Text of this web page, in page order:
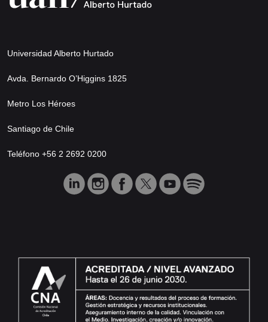
Universidad Alberto Hurtado
Avda. Bernardo O’Higgins 1825
Metro Los Héroes
Santiago de Chile
Teléfono +56 2 2692 0200